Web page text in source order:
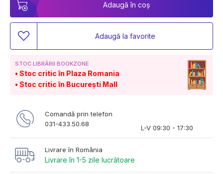
Adaugă în coș
Adaugă la favorite
STOC LIBRĂRII BOOKZONE
Stoc critic în Plaza Romania
Stoc critic în București Mall
Comandă prin telefon
031-433.50.68
L-V 09:30 - 17:30
Livrare în România
Livrare în 1-5 zile lucrătoare